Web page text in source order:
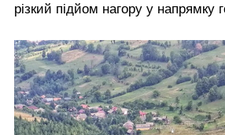
різкий підйом нагору у напрямку